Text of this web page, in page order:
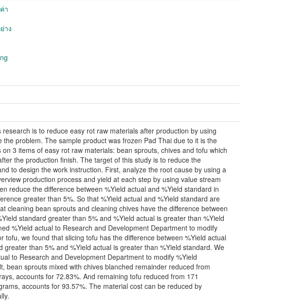
า
าง
research is to reduce easy rot raw materials after production by using
the problem. The sample product was frozen Pad Thai due to it is the
on 3 items of easy rot raw materials: bean sprouts, chives and tofu which
the production finish. The target of this study is to reduce the
to design the work instruction. First, analyze the root cause by using a
production process and yield at each step by using value stream
reduce the difference between %Yield actual and %Yield standard in
greater than 5%. So that %Yield actual and %Yield standard are
cleaning bean sprouts and cleaning chives have the difference between
standard greater than 5% and %Yield actual is greater than %Yield
%Yield actual to Research and Development Department to modify
tofu, we found that slicing tofu has the difference between %Yield actual
greater than 5% and %Yield actual is greater than %Yield standard. We
to Research and Development Department to modify %Yield
bean sprouts mixed with chives blanched remainder reduced from
accounts for 72.83%. And remaining tofu reduced from 171
accounts for 93.57%. The material cost can be reduced by